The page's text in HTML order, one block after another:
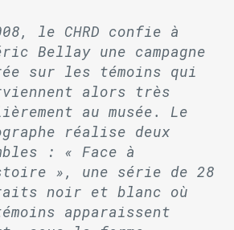
le CHRD confie à
Bellay une campagne
sur les témoins qui
alors très
au musée. Le
réalise deux
: « Face à
», une série de 28
noir et blanc où
apparaissent